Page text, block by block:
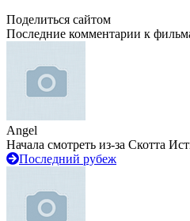
Поделиться сайтом
Последние комментарии к
Angel
Начала смотреть из-за Скотта
Последний рубеж